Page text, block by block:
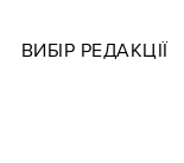
ВИБІР РЕДАКЦІЇ